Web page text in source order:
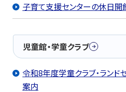
子育て支援センターの休日開
児童館・学童クラブ
令和8年度学童クラブ・ラン
案内